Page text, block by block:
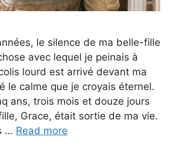
le silence de ma belle-fille
avec lequel je peinais à
lourd est arrivé devant ma
le calme que je croyais éternel.
ans, trois mois et douze jours
Grace, était sortie de ma vie.
… Read more